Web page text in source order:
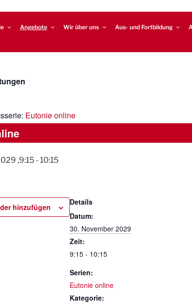
Angebote Wir über uns Aus- und Fortbildung
Eutonie online
,9:15 - 10:15
hinzufügen
Details
Datum:
30. November 2029
Zeit:
9:15 - 10:15
Serien:
Eutonie online
Kategorie: